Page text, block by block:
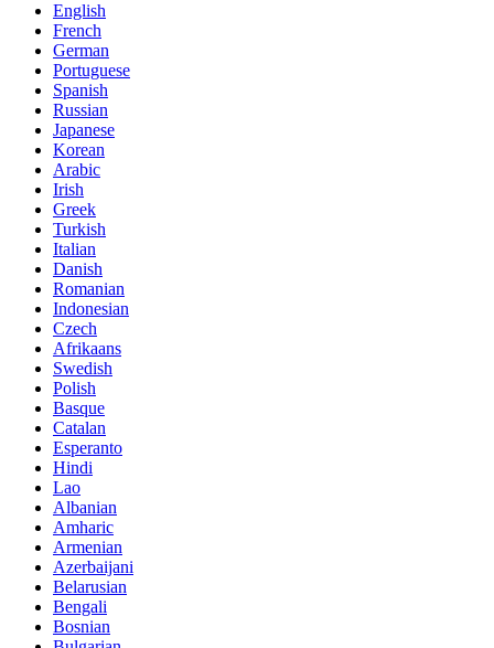
English
French
German
Portuguese
Spanish
Russian
Japanese
Korean
Arabic
Irish
Greek
Turkish
Italian
Danish
Romanian
Indonesian
Czech
Afrikaans
Swedish
Polish
Basque
Catalan
Esperanto
Hindi
Lao
Albanian
Amharic
Armenian
Azerbaijani
Belarusian
Bengali
Bosnian